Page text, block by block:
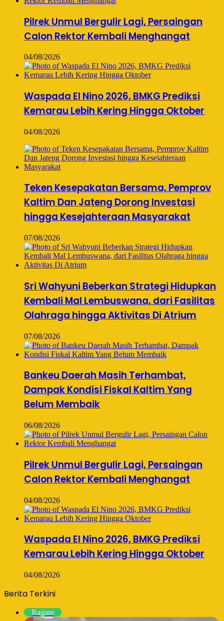
Pilrek Unmul Bergulir Lagi, Persaingan
Calon Rektor Kembali Menghangat
04/08/2026
Waspada El Nino 2026, BMKG Prediksi
Kemarau Lebih Kering Hingga Oktober
04/08/2026
Teken Kesepakatan Bersama, Pemprov
Kaltim Dan Jateng Dorong Investasi
hingga Kesejahteraan Masyarakat
07/08/2026
Sri Wahyuni Beberkan Strategi Hidupkan
Kembali Mal Lembuswana, dari Fasilitas
Olahraga hingga Aktivitas Di Atrium
07/08/2026
Bankeu Daerah Masih Terhambat,
Dampak Kondisi Fiskal Kaltim Yang
Belum Membaik
06/08/2026
Pilrek Unmul Bergulir Lagi, Persaingan
Calon Rektor Kembali Menghangat
04/08/2026
Waspada El Nino 2026, BMKG Prediksi
Kemarau Lebih Kering Hingga Oktober
04/08/2026
Berita Terkini
Ragam